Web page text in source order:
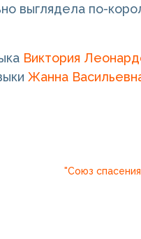
выглядела по-
Виктория
Жанна
"Союз